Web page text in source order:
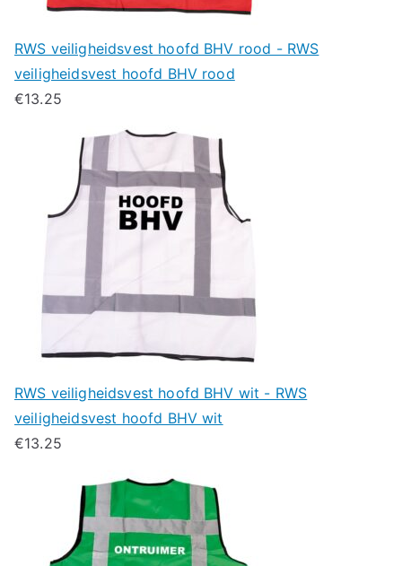
RWS veiligheidsvest hoofd BHV rood - RWS
veiligheidsvest hoofd BHV rood
€13.25
RWS veiligheidsvest hoofd BHV wit - RWS
veiligheidsvest hoofd BHV wit
€13.25